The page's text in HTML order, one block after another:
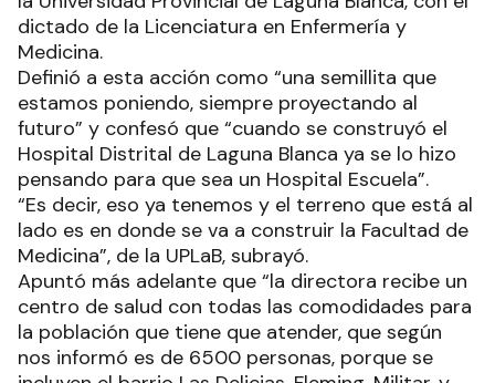
dictado de la Licenciatura en Enfermería y
Medicina.
Definió a esta acción como “una semillita que
estamos poniendo, siempre proyectando al
futuro” y confesó que “cuando se construyó el
Hospital Distrital de Laguna Blanca ya se lo hizo
pensando para que sea un Hospital Escuela”.
“Es decir, eso ya tenemos y el terreno que está al
lado es en donde se va a construir la Facultad de
Medicina”, de la UPLaB, subrayó.
Apuntó más adelante que “la directora recibe un
centro de salud con todas las comodidades para
la población que tiene que atender, que según
nos informó es de 6500 personas, porque se